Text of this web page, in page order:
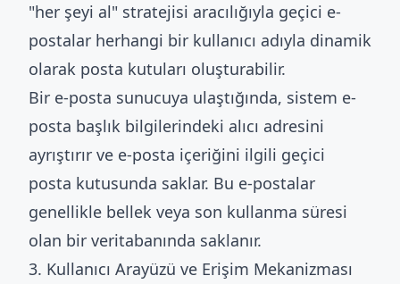
"her şeyi al" stratejisi aracılığıyla geçici e-
postalar herhangi bir kullanıcı adıyla dinamik
olarak posta kutuları oluşturabilir.
Bir e-posta sunucuya ulaştığında, sistem e-
posta başlık bilgilerindeki alıcı adresini
ayrıştırır ve e-posta içeriğini ilgili geçici
posta kutusunda saklar. Bu e-postalar
genellikle bellek veya son kullanma süresi
olan bir veritabanında saklanır.
3. Kullanıcı Arayüzü ve Erişim Mekanizması